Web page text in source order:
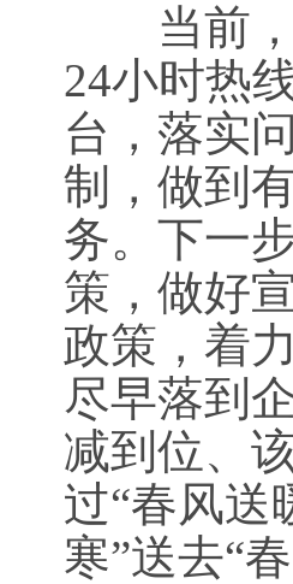
当前，
24小时热
台，落实
制，做到
务。下一
策，做好
政策，着
尽早落到
减到位、
过“春风送
寒”送去“